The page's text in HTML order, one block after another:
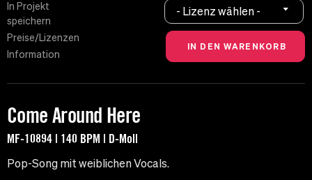
In Projekt
speichern
Preise/Lizenzen
Information
- Lizenz wählen -
Come Around Here
MF-10894 | 140 BPM | D-Moll
Pop-Song mit weiblichen Vocals.